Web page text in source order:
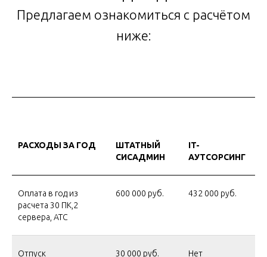
Предлагаем ознакомиться с расчётом
ниже:
РАСХОДЫ ЗА ГОД
ШТАТНЫЙ
СИСАДМИН
IT-
АУТСОРСИНГ
Оплата в год из
расчета 30 ПК,2
сервера, АТС
600 000 руб. 432 000 руб.
Отпуск 30 000 руб. Нет